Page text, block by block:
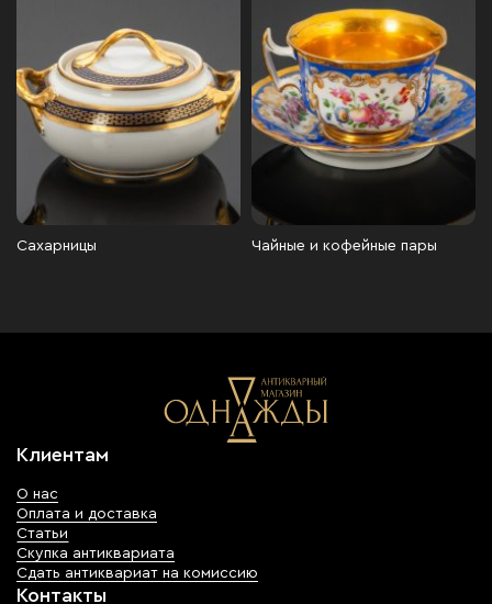
Сахарницы Чайные и кофейные пары
Клиентам
О нас
Оплата и доставка
Статьи
Скупка антиквариата
Сдать антиквариат на комиссию
Контакты